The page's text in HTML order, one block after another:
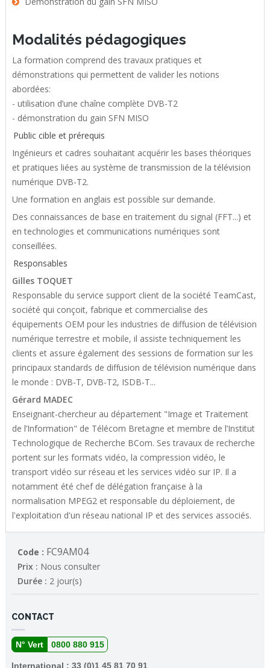
Modalités pédagogiques
La formation comprend des travaux pratiques et
démonstrations qui permettent de valider les notions
abordées:
- utilisation d’une chaîne complète DVB-T2
- démonstration du gain SFN MISO
Public cible et prérequis
Ingénieurs et cadres souhaitant acquérir les bases théoriques
et pratiques liées au système de transmission de la télévision
numérique DVB-T2.
Une formation en anglais est possible sur demande.
Des connaissances de base en traitement du signal (FFT...) et
en technologies et communications numériques sont
conseillées.
Responsables
Gilles TOQUET
Responsable du service support client de la société TeamCast,
société qui conçoit, fabrique et commercialise des
équipements OEM pour les industries de diffusion de télévision
numérique terrestre et mobile, il assiste techniquement les
clients et assure également des sessions de formation sur les
principaux standards de diffusion de télévision numérique dans
le monde : DVB-T, DVB-T2, ISDB-T...
Gérard MADEC
Enseignant-chercheur au département "Image et Traitement
de l’Information" de Télécom Bretagne et membre de l’Institut
Technologique de Recherche BCom. Ses travaux de recherche
portent sur les formats vidéo, la compression vidéo, le
transport vidéo sur réseau et les services vidéo sur IP. Il a
notamment été chef de délégation française à la
normalisation MPEG2 et responsable du déploiement, de
l'exploitation d'un réseau national IP et des services associés.
Code : FC9AM04
Prix : Nous consulter
Durée : 2 jour(s)
CONTACT
N° Vert 0800 880 915
International : 33 (0)1 45 81 70 91